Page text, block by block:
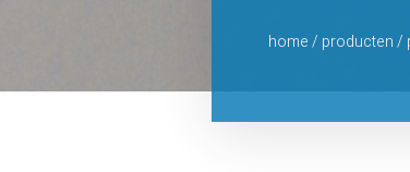
home/ producten/